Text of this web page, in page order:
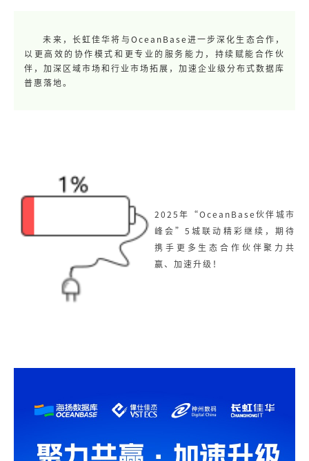
未来，长虹佳华将与OceanBase进一步深化生态合作，
以更高效的协作模式和更专业的服务能力，持续赋能合作伙
伴，加深区域市场和行业市场拓展，加速企业级分布式数据库
普惠落地。
2025年“OceanBase伙伴城市
峰会”5城联动精彩继续，期待
携手更多生态合作伙伴聚力共
赢、加速升级！